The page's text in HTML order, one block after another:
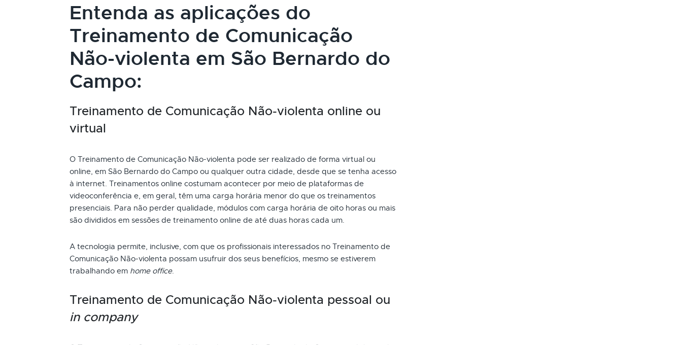
Entenda as aplicações do
Treinamento de Comunicação
Não-violenta em São Bernardo do
Campo:
Treinamento de Comunicação Não-violenta online ou
virtual
O Treinamento de Comunicação Não-violenta pode ser realizado de forma virtual ou
online, em São Bernardo do Campo ou qualquer outra cidade, desde que se tenha acesso
à internet. Treinamentos online costumam acontecer por meio de plataformas de
videoconferência e, em geral, têm uma carga horária menor do que os treinamentos
presenciais. Para não perder qualidade, módulos com carga horária de oito horas ou mais
são divididos em sessões de treinamento online de até duas horas cada um.
A tecnologia permite, inclusive, com que os profissionais interessados no Treinamento de
Comunicação Não-violenta possam usufruir dos seus benefícios, mesmo se estiverem
trabalhando em home office.
Treinamento de Comunicação Não-violenta pessoal ou
in company